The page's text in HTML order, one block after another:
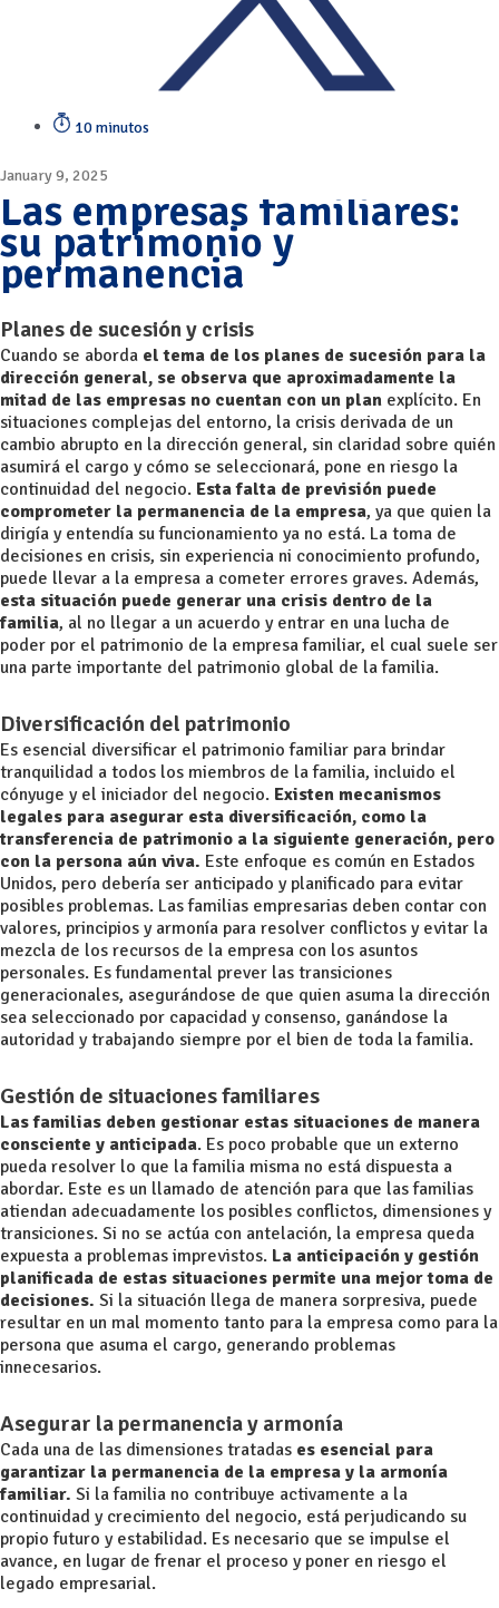
10 minutos
January 9, 2025
Las empresas familiares:
su patrimonio y
permanencia
Planes de sucesión y crisis
Cuando se aborda el tema de los planes de sucesión para la
dirección general, se observa que aproximadamente la
mitad de las empresas no cuentan con un plan explícito. En
situaciones complejas del entorno, la crisis derivada de un
cambio abrupto en la dirección general, sin claridad sobre quién
asumirá el cargo y cómo se seleccionará, pone en riesgo la
continuidad del negocio. Esta falta de previsión puede
comprometer la permanencia de la empresa, ya que quien la
dirigía y entendía su funcionamiento ya no está. La toma de
decisiones en crisis, sin experiencia ni conocimiento profundo,
puede llevar a la empresa a cometer errores graves. Además,
esta situación puede generar una crisis dentro de la
familia, al no llegar a un acuerdo y entrar en una lucha de
poder por el patrimonio de la empresa familiar, el cual suele ser
una parte importante del patrimonio global de la familia.
Diversificación del patrimonio
Es esencial diversificar el patrimonio familiar para brindar
tranquilidad a todos los miembros de la familia, incluido el
cónyuge y el iniciador del negocio. Existen mecanismos
legales para asegurar esta diversificación, como la
transferencia de patrimonio a la siguiente generación, pero
con la persona aún viva. Este enfoque es común en Estados
Unidos, pero debería ser anticipado y planificado para evitar
posibles problemas. Las familias empresarias deben contar con
valores, principios y armonía para resolver conflictos y evitar la
mezcla de los recursos de la empresa con los asuntos
personales. Es fundamental prever las transiciones
generacionales, asegurándose de que quien asuma la dirección
sea seleccionado por capacidad y consenso, ganándose la
autoridad y trabajando siempre por el bien de toda la familia.
Gestión de situaciones familiares
Las familias deben gestionar estas situaciones de manera
consciente y anticipada. Es poco probable que un externo
pueda resolver lo que la familia misma no está dispuesta a
abordar. Este es un llamado de atención para que las familias
atiendan adecuadamente los posibles conflictos, dimensiones y
transiciones. Si no se actúa con antelación, la empresa queda
expuesta a problemas imprevistos. La anticipación y gestión
planificada de estas situaciones permite una mejor toma de
decisiones. Si la situación llega de manera sorpresiva, puede
resultar en un mal momento tanto para la empresa como para la
persona que asuma el cargo, generando problemas
innecesarios.
Asegurar la permanencia y armonía
Cada una de las dimensiones tratadas es esencial para
garantizar la permanencia de la empresa y la armonía
familiar. Si la familia no contribuye activamente a la
continuidad y crecimiento del negocio, está perjudicando su
propio futuro y estabilidad. Es necesario que se impulse el
avance, en lugar de frenar el proceso y poner en riesgo el
legado empresarial.